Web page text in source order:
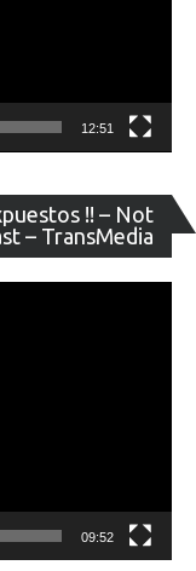
12:51
!! – Not
– TransMedia
de
09:52